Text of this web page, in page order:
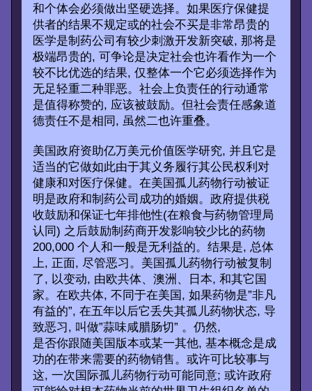
和个体会必须做出坚硬选择。如果医疗保健提
供者的结果不规定或的社会不买是非常昂贵的
医学是制药公司有较少刺激开发新突破, 那将是
极端昂贵的, 可争论是决定社会也许看作为一个
较不比优选的结果, 仅整体一个它必须选择作为
无足轻重二种罪恶。社会上负责任的行动通常
是值得称赞的, 应该被鼓励。但社会责任感象道
德责任不是相同, 虽然二也许重叠。
美国政府资助亿万美元价值医学研究, 并且它是
适当的它做如此由于其义务履行其公民权利对
健康和对医疗保健。在美国孤儿药物行动被证
明是政府和制药公司成功的婚姻。政府提供税
收鼓励和保证七年排他性(在粮食与药物管理局
认同) 之后鼓励制药商开发影响较少比的药物
200,000 个人和一般是无利益的。结果是, 总体
上, 正面, 尽管恶习。美国孤儿药物行动被复制
了, 以变动, 由欧共体、澳洲、日本, 和其它国
家。在欧共体, 不同于在美国, 如果药物是”非凡
有益的”, 在五年以后它丢失其孤儿药物状态, 导
致恶习, 叫做”蒜味咸腊肠切” 。仍然,
是否你跟随美国版本或某一其他, 基本概念是成
功的在带来需要的药物销售。或许可比较事与
这, 一次国际孤儿药物行动可能同意; 或许政府